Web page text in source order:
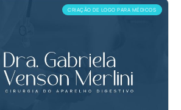
CRIAÇÃO DE LOGO PARA MÉDICOS